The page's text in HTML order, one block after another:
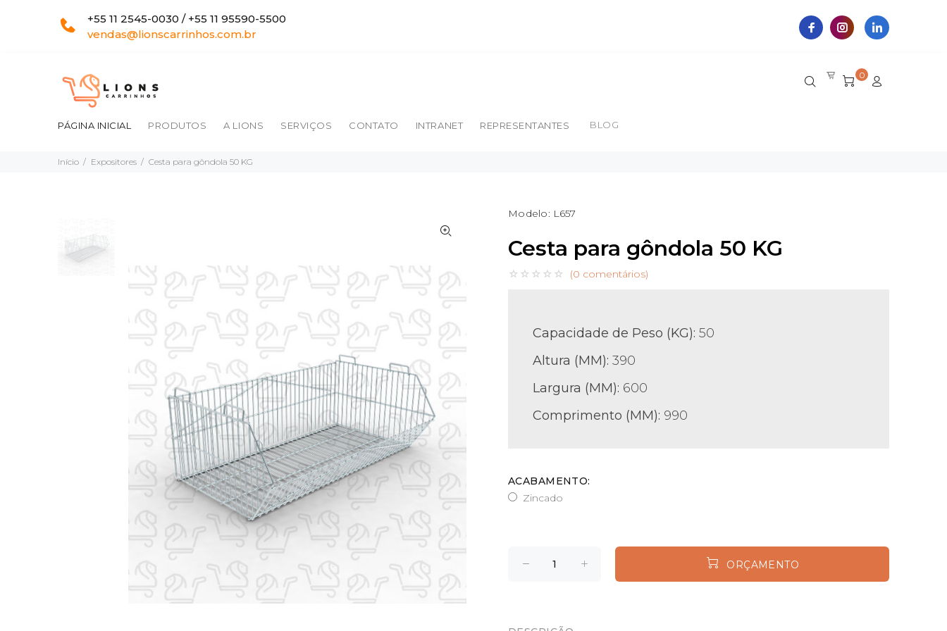
+55 11 2545-0030 / +55 11 95590-5500
vendas@lionscarrinhos.com.br
0
PÁGINA INICIAL PRODUTOS A LIONS SERVIÇOS CONTATO INTRANET REPRESENTANTES BLOG
Início Expositores Cesta para gôndola 50 KG
Modelo: L657
Cesta para gôndola 50 KG
(0 comentários)
Capacidade de Peso (KG): 50
Altura (MM): 390
Largura (MM): 600
Comprimento (MM): 990
ACABAMENTO:
Zincado
ORÇAMENTO